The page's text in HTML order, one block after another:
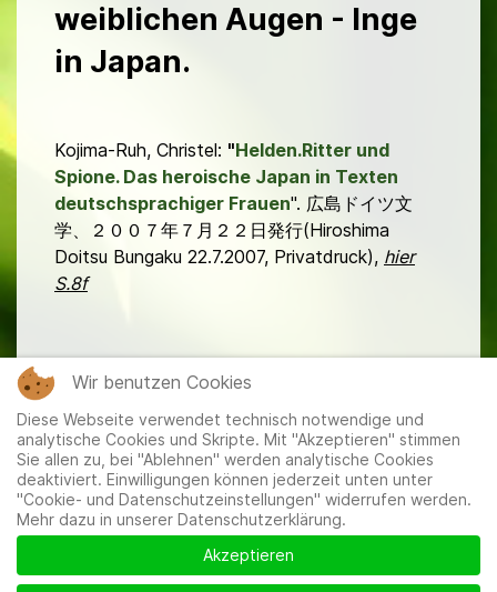
weiblichen Augen - Inge
in Japan.
Kojima-Ruh, Christel: "Helden.Ritter und
Spione. Das heroische Japan in Texten
deutschsprachiger Frauen". 広島ドイツ文
学、２００７年７月２２日発行(Hiroshima
Doitsu Bungaku 22.7.2007, Privatdruck), hier
S.8f
Mitglieder|Impressum|Datenschutzerklärung|Cookie-
und Datenschutzeinstellungen
Wir benutzen Cookies
Diese Webseite verwendet technisch notwendige und
analytische Cookies und Skripte. Mit "Akzeptieren" stimmen
Sie allen zu, bei "Ablehnen" werden analytische Cookies
deaktiviert. Einwilligungen können jederzeit unten unter
"Cookie- und Datenschutzeinstellungen" widerrufen werden.
Mehr dazu in unserer Datenschutzerklärung.
Akzeptieren